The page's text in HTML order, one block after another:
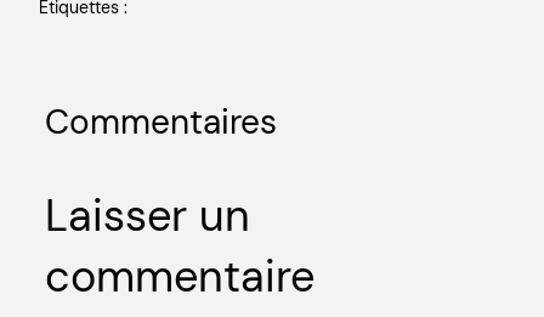
Étiquettes :
Commentaires
Laisser un
commentaire